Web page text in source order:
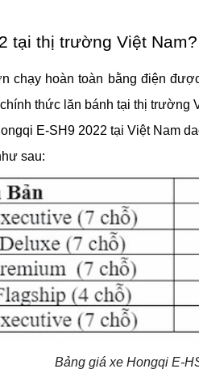
tại thị trường Việt Nam?
chạy hoàn toàn bằng điện
thức lăn bánh tại thị
E-SH9 2022 tại Việt Nam
sau:
Bảng giá xe Hongqi E-